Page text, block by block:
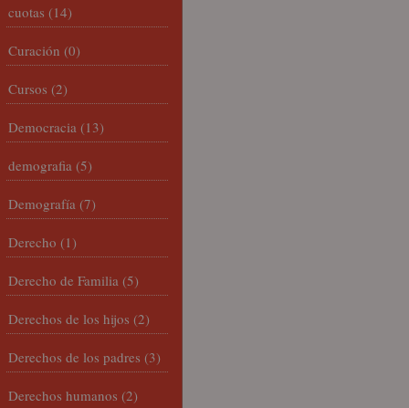
cuotas (14)
Curación (0)
Cursos (2)
Democracia (13)
demografia (5)
Demografía (7)
Derecho (1)
Derecho de Familia (5)
Derechos de los hijos (2)
Derechos de los padres (3)
Derechos humanos (2)